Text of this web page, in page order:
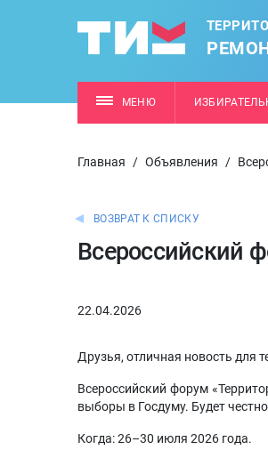
МЕНЮ
Главная / Объявления /
ВОЗВРАТ К СПИСКУ
Всероссийский
22.04.2026
Друзья, отличная новость для
Всероссийский форум
выборы в Госдуму. Будет
Когда: 26–30 июля 2026 года.